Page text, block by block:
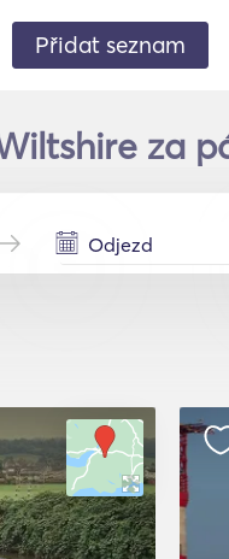
Přidat seznam
za